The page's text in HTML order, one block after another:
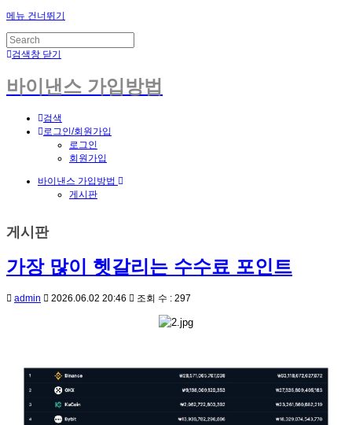
메뉴 건너뛰기
검색창 닫기
바이낸스 가입방법
검색
로그인/회원가입
로그인
회원가입
바이낸스 가입방법
게시판
게시판
가장 많이 헷갈리는 수수료 포인트
admin 2026.06.02 20:46 조회 수 : 297